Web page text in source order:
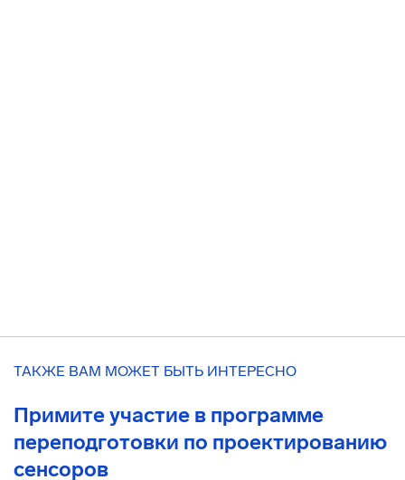
ТАКЖЕ ВАМ МОЖЕТ БЫТЬ ИНТЕРЕСНО
Примите участие в программе
переподготовки по проектированию
сенсоров